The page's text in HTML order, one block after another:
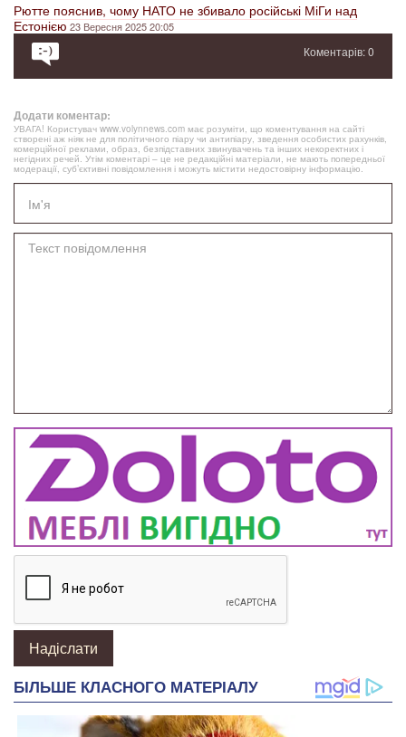
Рютте пояснив, чому НАТО не збивало російські МіГи над
Естонією23 Вересня 2025 20:05
Коментарів: 0
Додати коментар:
УВАГА! Користувач www.volynnews.com має розуміти, що коментування на сайті
створені аж ніяк не для політичного піару чи антипіару, зведення особистих рахунків,
комерційної реклами, образ, безпідставних звинувачень та інших некоректних і
негідних речей. Утім коментарі – це не редакційні матеріали, не мають попередньої
модерації, суб’єктивні повідомлення і можуть містити недостовірну інформацію.